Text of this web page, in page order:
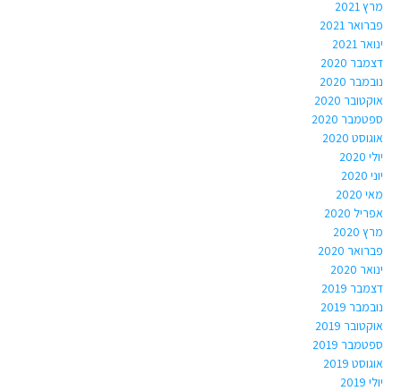
מרץ 2021
פברואר 2021
ינואר 2021
דצמבר 2020
נובמבר 2020
אוקטובר 2020
ספטמבר 2020
אוגוסט 2020
יולי 2020
יוני 2020
מאי 2020
אפריל 2020
מרץ 2020
פברואר 2020
ינואר 2020
דצמבר 2019
נובמבר 2019
אוקטובר 2019
ספטמבר 2019
אוגוסט 2019
יולי 2019